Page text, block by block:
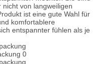
von langweiligen
ist eine gute Wahl für
komfortablere
entspannter fühlen als je